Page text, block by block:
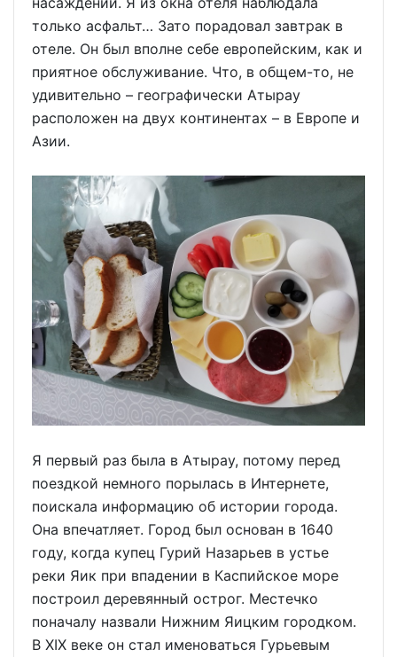
только асфальт… Зато порадовал завтрак в
отеле. Он был вполне себе европейским, как и
приятное обслуживание. Что, в общем-то, не
удивительно – географически Атырау
расположен на двух континентах – в Европе и
Азии.
Я первый раз была в Атырау, потому перед
поездкой немного порылась в Интернете,
поискала информацию об истории города.
Она впечатляет. Город был основан в 1640
году, когда купец Гурий Назарьев в устье
реки Яик при впадении в Каспийское море
построил деревянный острог. Местечко
поначалу назвали Нижним Яицким городком.
В XIX веке он стал именоваться Гурьевым